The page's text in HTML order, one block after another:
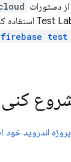
دستورات
Test استفاده
test
شروع کنی